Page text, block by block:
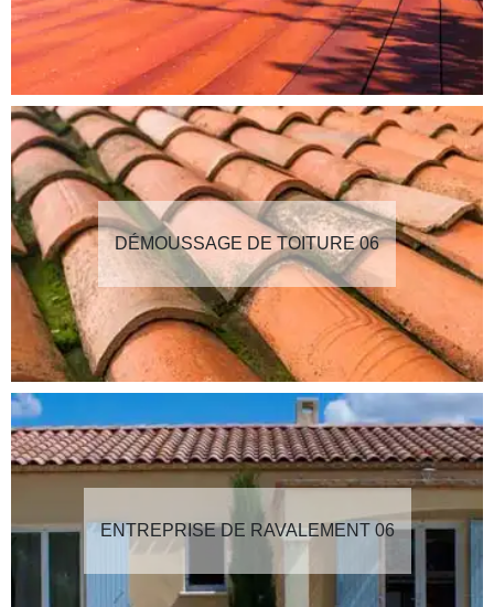
DÉMOUSSAGE DE TOITURE 06
ENTREPRISE DE RAVALEMENT 06